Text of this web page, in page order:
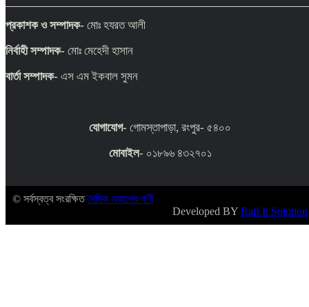
প্রকাশক ও সম্পাদক- মোঃ হযরত আলী
নির্বাহী সম্পাদক- মোঃ মেহেদী হাসান
বার্তা সম্পাদক- এস এম ইকবাল সুমন
যোগাযোগ- গোমস্তাপাড়া, রংপুর- ৫৪০০
মোবাইল- ০১৮৯৬ ৪৩২৭০১
© সর্বস্বত্ব সংরক্ষিতদৈনিক সকালের বাণী
Developed BY Rafi It Solution